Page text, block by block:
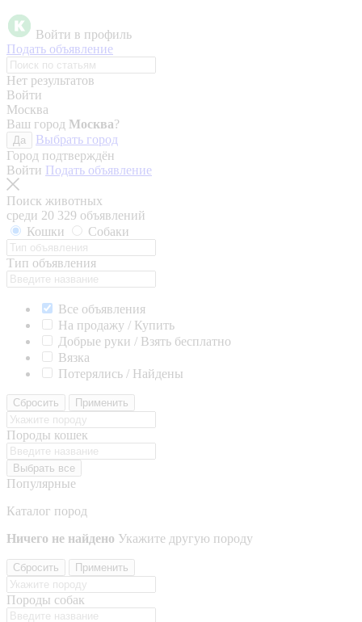
Войти в профиль
Подать объявление
Нет результатов
Войти
Москва
Ваш город Москва?
Да
Выбрать город
Город подтверждён
Войти Подать объявление
Поиск животных
среди 20 329 объявлений
Кошки
Собаки
Тип объявления
Все объявления
На продажу / Купить
Добрые руки / Взять бесплатно
Вязка
Потерялись / Найдены
Сбросить Применить
Породы кошек
Выбрать все
Популярные
Каталог пород
Ничего не найдено Укажите другую породу
Сбросить Применить
Породы собак